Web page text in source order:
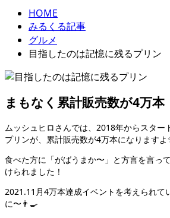
HOME
みるくる記事
グルメ
目指したのは記憶に残るプリン
まもなく累計販売数が4万本
ムッシュヒロさんでは、2018年からスター
プリンが、累計販売数が4万本になりますよ
食べた方に「がばうまか〜」と方言を言っ
けられました！
2021.11月4万本達成イベントを考えられて
に〜👨‍🍳